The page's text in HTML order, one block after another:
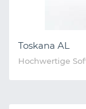
Toskana AL
Hochwertige